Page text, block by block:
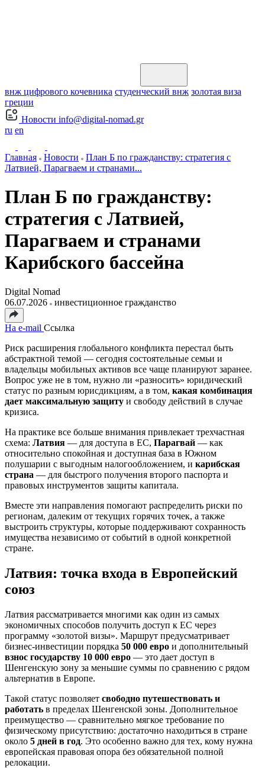
внж цифрового кочевника студенческий внж золотая виза
греции
Новости info@digital-nomad.gr
ru en
Главная Новости
План Б по гражданству: стратегия с
Латвией, Парагваем и странами...
План Б по гражданству:
стратегия с Латвией,
Парагваем и странами
Карибского бассейна
Digital Nomad
06.07.2026
инвестиционное гражданство
На e-mail Ссылка
Риск расширения глобального конфликта перестал быть
абстрактной темой — сегодня состоятельные семьи и
владельцы мобильных активов все чаще планируют заранее.
Вопрос уже не в том, нужно ли «разносить» юридический
статус по разным юрисдикциям, а в том, какая комбинация
дает максимальную защиту и свободу действий в случае
кризиса.
На практике все больше внимания привлекает трехчастная
схема: Латвия — для доступа в ЕС, Парагвай — как
относительно спокойная и доступная база в Южном
полушарии с выгодным налогообложением, и карибская
страна — для быстрого получения второго паспорта и
правовых инструментов защиты капитала.
Вместе эти направления помогают распределить риски по
регионам, далеким от текущих горячих точек, а также
выстроить структуры, которые поддерживают сохранность
имущества независимо от событий в одной конкретной
стране.
Латвия: точка входа в Европейский
союз
Латвия рассматривается многими как один из самых
экономичных способов получить доступ к ЕС через
программу «золотой визы». Маршрут предусматривает
бизнес-инвестиции порядка 50 000 евро и дополнительный
взнос государству 10 000 евро — это дает доступ в
Шенгенскую зону за меньшие суммы по сравнению с рядом
альтернатив в Европе.
Такой статус позволяет свободно путешествовать и
работать в пределах Шенгенской зоны. Дополнительное
преимущество — сравнительно мягкое требование по
физическому присутствию: достаточно находиться в стране
около 5 дней в год. Это особенно важно для тех, кому нужна
европейская правовая опора без обязательной полной
релокации.